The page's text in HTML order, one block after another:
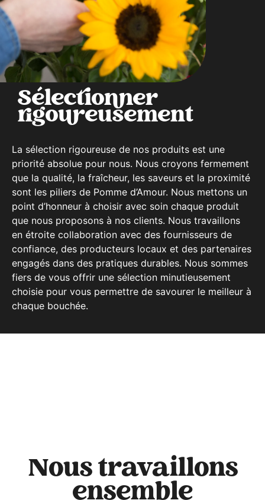
Sélectionner
rigoureusement
La sélection rigoureuse de nos produits est une
priorité absolue pour nous. Nous croyons fermement
que la qualité, la fraîcheur, les saveurs et la proximité
sont les piliers de Pomme d’Amour. Nous mettons un
point d’honneur à choisir avec soin chaque produit
que nous proposons à nos clients. Nous travaillons
en étroite collaboration avec des fournisseurs de
confiance, des producteurs locaux et des partenaires
engagés dans des pratiques durables. Nous sommes
fiers de vous offrir une sélection minutieusement
choisie pour vous permettre de savourer le meilleur à
chaque bouchée.
Nous travaillons